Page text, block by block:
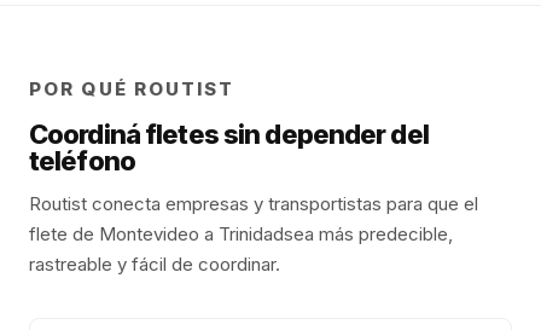
POR QUÉ ROUTIST
Coordiná fletes sin depender del
teléfono
Routist conecta empresas y transportistas para que el
flete de Montevideo a Trinidadsea más predecible,
rastreable y fácil de coordinar.